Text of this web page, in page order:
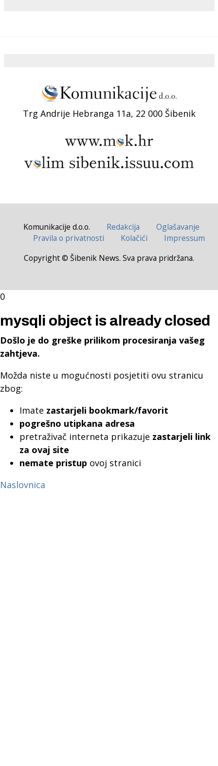
Trg Andrije Hebranga 11a, 22 000 Šibenik
Komunikacije d.o.o. Redakcija
Oglašavanje
Pravila o privatnosti
Kolačići
Impressum
Copyright © Šibenik News. Sva prava pridržana.
0
mysqli object is already closed
Došlo je do greške prilikom procesiranja vašeg
zahtjeva.
Možda niste u mogućnosti posjetiti ovu stranicu
zbog:
Imate zastarjeli bookmark/favorit
pogrešno utipkana adresa
pretraživač interneta prikazuje zastarjeli link
za ovaj site
nemate pristup ovoj stranici
Naslovnica